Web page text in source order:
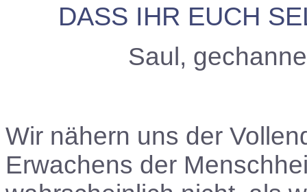
DASS IHR EUCH
Saul,
Wir nähern uns der
Erwachens der